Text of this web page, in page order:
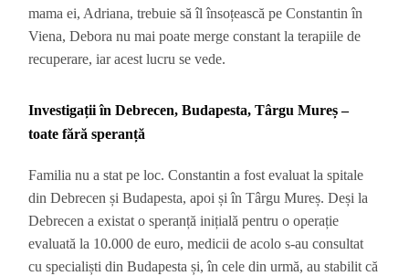
mama ei, Adriana, trebuie să îl însoțească pe Constantin în
Viena, Debora nu mai poate merge constant la terapiile de
recuperare, iar acest lucru se vede.
Investigații în Debrecen, Budapesta, Târgu Mureș –
toate fără speranță
Familia nu a stat pe loc. Constantin a fost evaluat la spitale
din Debrecen și Budapesta, apoi și în Târgu Mureș. Deși la
Debrecen a existat o speranță inițială pentru o operație
evaluată la 10.000 de euro, medicii de acolo s-au consultat
cu specialiști din Budapesta și, în cele din urmă, au stabilit că